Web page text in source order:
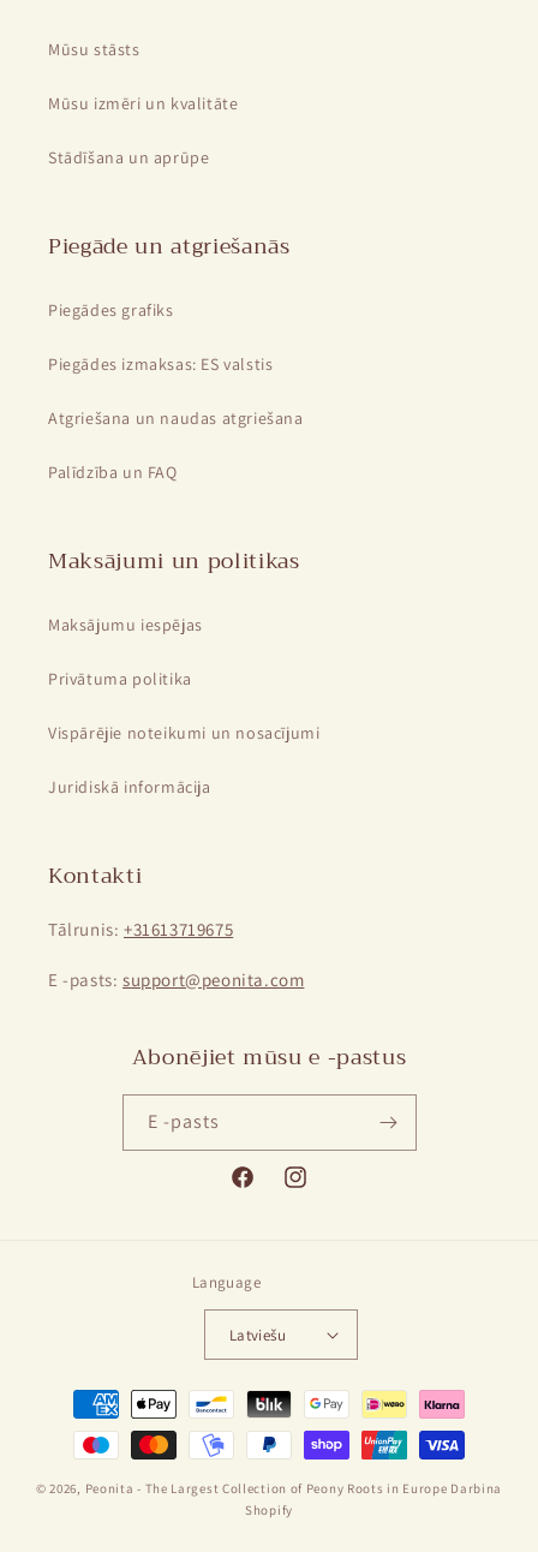
Mūsu stāsts
Mūsu izmēri un kvalitāte
Stādīšana un aprūpe
Piegāde un atgriešanās
Piegādes grafiks
Piegādes izmaksas: ES valstis
Atgriešana un naudas atgriešana
Palīdzība un FAQ
Maksājumi un politikas
Maksājumu iespējas
Privātuma politika
Vispārējie noteikumi un nosacījumi
Juridiskā informācija
Kontakti
Tālrunis: +31613719675
E -pasts: support@peonita.com
Abonējiet mūsu e -pastus
E -pasts
FacebookInstagram
Language
Latviešu
Maksājumu
metodes
© 2026, Peonita - The Largest Collection of Peony Roots in Europe Darbina
Shopify